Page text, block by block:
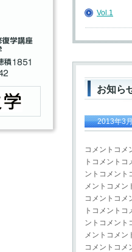
Vol.1
お知ら
2013年3
コメントコメ
トコメント
ントコメント
メントコメン
コメントコメ
トコメント
ントコメント
メントコメン
コメントコメ